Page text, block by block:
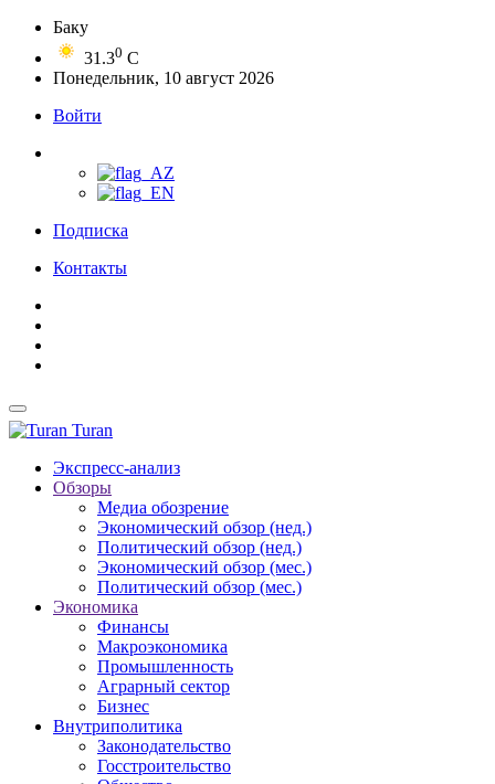
Баку
31.30 C
Понедельник, 10 август 2026
Войти
Подписка
Контакты
Turan
Экспресс-анализ
Обзоры
Медиа обозрение
Экономический обзор (нед.)
Политический обзор (нед.)
Экономический обзор (мес.)
Политический обзор (мес.)
Экономика
Финансы
Макроэкономика
Промышленность
Аграрный сектор
Бизнес
Внутриполитика
Законодательство
Госстроительство